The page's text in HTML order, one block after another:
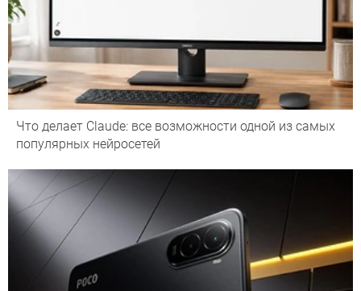
Что делает Сlaude: все возможности одной из самых
популярных нейросетей